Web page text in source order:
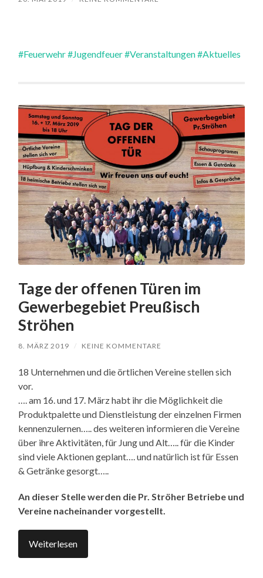
#Feuerwehr#Jugendfeuer#Veranstaltungen#Aktuelles
Tage der offenen Türen im
Gewerbegebiet Preußisch
Ströhen
8. MÄRZ 2019 / KEINE KOMMENTARE
18 Unternehmen und die örtlichen Vereine stellen sich
vor.
…. am 16. und 17. März habt ihr die Möglichkeit die
Produktpalette und Dienstleistung der einzelnen Firmen
kennenzulernen….. des weiteren informieren die Vereine
über ihre Aktivitäten, für Jung und Alt….. für die Kinder
sind viele Aktionen geplant…. und natürlich ist für Essen
& Getränke gesorgt…..
An dieser Stelle werden die Pr. Ströher Betriebe und
Vereine nacheinander vorgestellt.
Weiterlesen